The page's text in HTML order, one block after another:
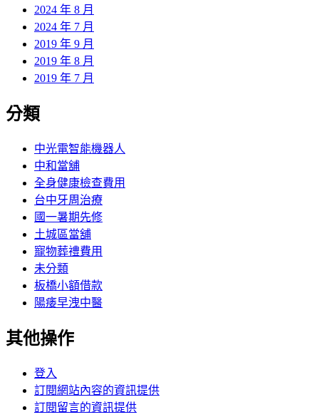
2024 年 8 月
2024 年 7 月
2019 年 9 月
2019 年 8 月
2019 年 7 月
分類
中光電智能機器人
中和當舖
全身健康檢查費用
台中牙周治療
國一暑期先修
土城區當舖
寵物葬禮費用
未分類
板橋小額借款
陽痿早洩中醫
其他操作
登入
訂閱網站內容的資訊提供
訂閱留言的資訊提供